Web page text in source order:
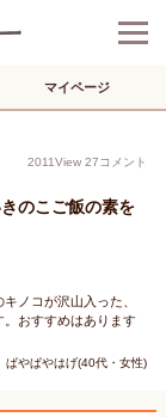
マイページ
2011View 27コメント
のこご飯の素を
ノコが沢山入った、
。おすすめはあります
ぱやぱやはげ(40代・女性)